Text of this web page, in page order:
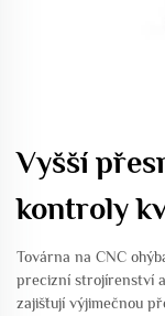
Vyšší
kontroly
Továrna na CNC
precizní strojírenství
zajišťují výjimečnou